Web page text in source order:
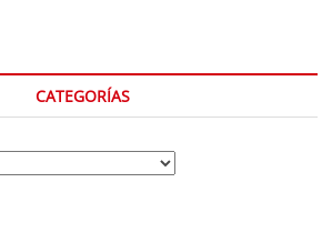
CATEGORÍAS